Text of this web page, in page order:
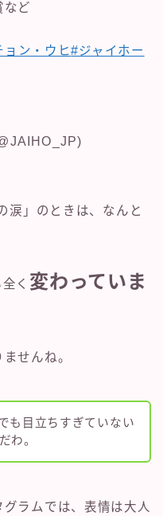
など
ョン・ウヒ#ジャイホー
涙」のときは、なんと
く 変わっていま
せんね。
も目立ちすぎていない
わ。
ラムでは、表情は大人